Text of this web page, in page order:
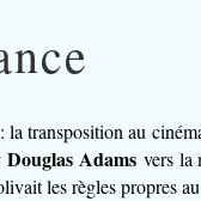
: la transposition au
Douglas Adamsvers la
les règles propres au